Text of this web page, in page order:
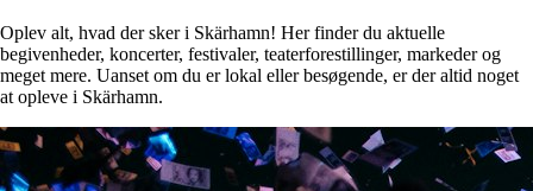
Oplev alt, hvad der sker i Skärhamn! Her finder du aktuelle
begivenheder, koncerter, festivaler, teaterforestillinger, markeder og
meget mere. Uanset om du er lokal eller besøgende, er der altid noget
at opleve i Skärhamn.